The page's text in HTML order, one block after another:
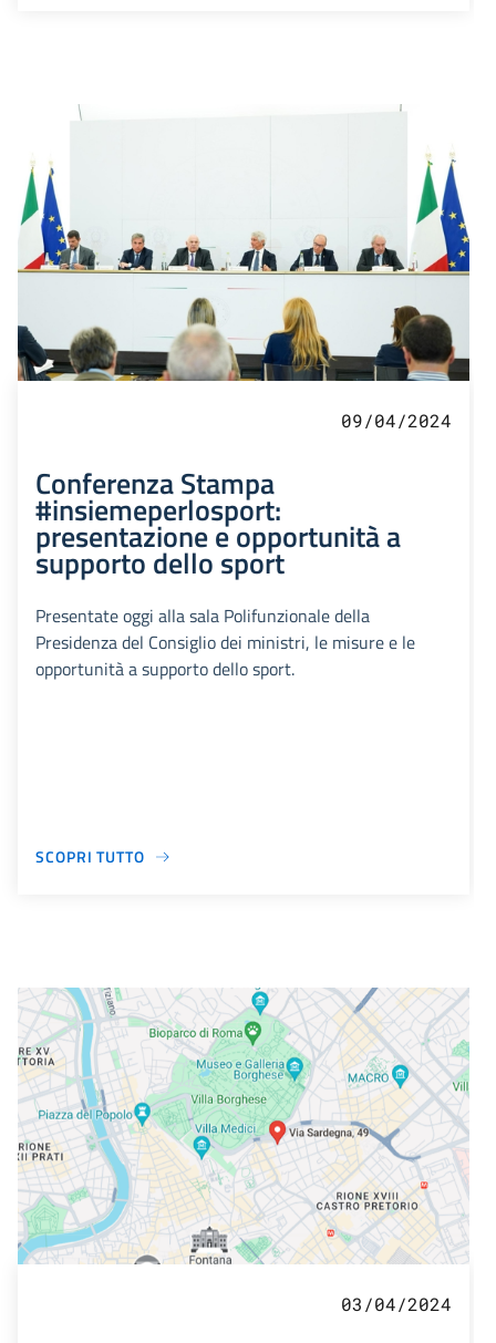
09/04/2024
Conferenza Stampa
#insiemeperlosport:
presentazione e opportunità a
supporto dello sport
Presentate oggi alla sala Polifunzionale della
Presidenza del Consiglio dei ministri, le misure e le
opportunità a supporto dello sport.
SCOPRI TUTTO
03/04/2024